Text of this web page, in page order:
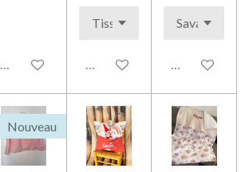
Ajouter au panierVoir les détails Voir les
Nouveau